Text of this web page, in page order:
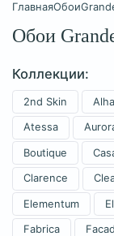
ГлавнаяОбои
Обои
Коллекции:
2nd Skin
Atessa
Boutique
Clarence
Elementum
Fabrica